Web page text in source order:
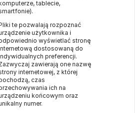
tablecie,
te pozwalają rozpoznać
użytkownika i
wyświetlać stronę
dostosowaną do
preferencji.
zawierają one nazwę
internetowej, z której
czas
ich na
końcowym oraz
numer.